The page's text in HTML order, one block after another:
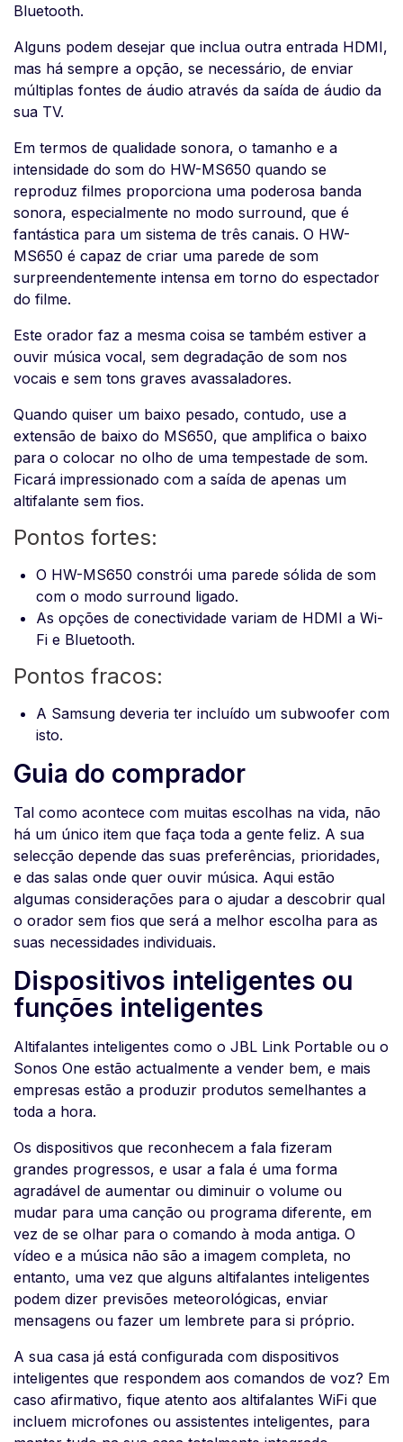
Bluetooth.
Alguns podem desejar que inclua outra entrada HDMI,
mas há sempre a opção, se necessário, de enviar
múltiplas fontes de áudio através da saída de áudio da
sua TV.
Em termos de qualidade sonora, o tamanho e a
intensidade do som do HW-MS650 quando se
reproduz filmes proporciona uma poderosa banda
sonora, especialmente no modo surround, que é
fantástica para um sistema de três canais. O HW-
MS650 é capaz de criar uma parede de som
surpreendentemente intensa em torno do espectador
do filme.
Este orador faz a mesma coisa se também estiver a
ouvir música vocal, sem degradação de som nos
vocais e sem tons graves avassaladores.
Quando quiser um baixo pesado, contudo, use a
extensão de baixo do MS650, que amplifica o baixo
para o colocar no olho de uma tempestade de som.
Ficará impressionado com a saída de apenas um
altifalante sem fios.
Pontos fortes:
O HW-MS650 constrói uma parede sólida de som
com o modo surround ligado.
As opções de conectividade variam de HDMI a Wi-
Fi e Bluetooth.
Pontos fracos:
A Samsung deveria ter incluído um subwoofer com
isto.
Guia do comprador
Tal como acontece com muitas escolhas na vida, não
há um único item que faça toda a gente feliz. A sua
selecção depende das suas preferências, prioridades,
e das salas onde quer ouvir música. Aqui estão
algumas considerações para o ajudar a descobrir qual
o orador sem fios que será a melhor escolha para as
suas necessidades individuais.
Dispositivos inteligentes ou
funções inteligentes
Altifalantes inteligentes como o JBL Link Portable ou o
Sonos One estão actualmente a vender bem, e mais
empresas estão a produzir produtos semelhantes a
toda a hora.
Os dispositivos que reconhecem a fala fizeram
grandes progressos, e usar a fala é uma forma
agradável de aumentar ou diminuir o volume ou
mudar para uma canção ou programa diferente, em
vez de se olhar para o comando à moda antiga. O
vídeo e a música não são a imagem completa, no
entanto, uma vez que alguns altifalantes inteligentes
podem dizer previsões meteorológicas, enviar
mensagens ou fazer um lembrete para si próprio.
A sua casa já está configurada com dispositivos
inteligentes que respondem aos comandos de voz? Em
caso afirmativo, fique atento aos altifalantes WiFi que
incluem microfones ou assistentes inteligentes, para